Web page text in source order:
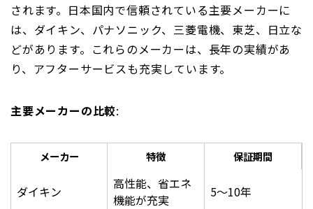
されます。日本国内で信頼されている主要メーカーに
は、ダイキン、パナソニック、三菱電機、東芝、日立な
どがあります。これらのメーカーは、長年の実績があ
り、アフターサービスも充実しています。
主要メーカーの比較:
メーカー 特徴 保証期間
ダイキン
高性能、省エネ
機能が充実
5〜10年